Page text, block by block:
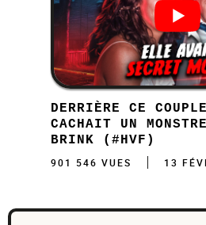
DERRIÈRE CE
CACHAIT UN
BRINK (#HVF)
901 546 VUES 13